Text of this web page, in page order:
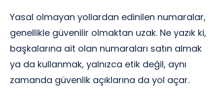
Yasal olmayan yollardan edinilen numaralar,
genellikle güvenilir olmaktan uzak. Ne yazık ki,
başkalarına ait olan numaraları satın almak
ya da kullanmak, yalnızca etik değil, aynı
zamanda güvenlik açıklarına da yol açar.